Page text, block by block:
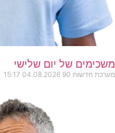
משכימים של יום שלישי
מערכת חדשות 90 04.08.2026
15:17